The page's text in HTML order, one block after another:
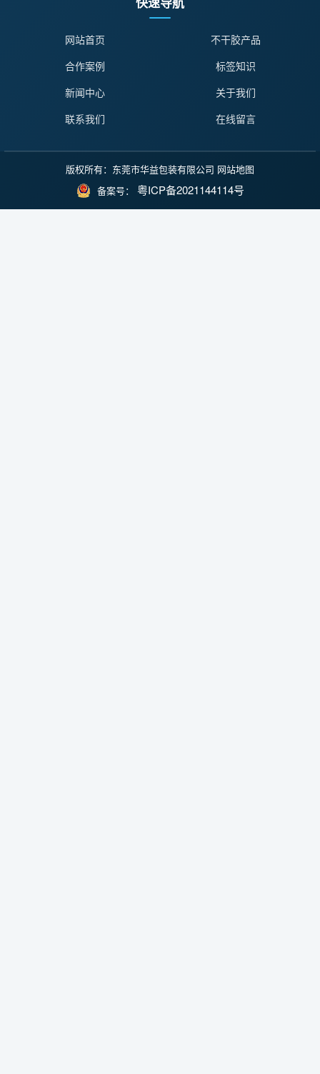
网站首页
不干胶产品
合作案例
标签知识
新闻中心
关于我们
联系我们
在线留言
版权所有：东莞市华益包装有限公司 网站地图
备案号： 粤ICP备2021144114号